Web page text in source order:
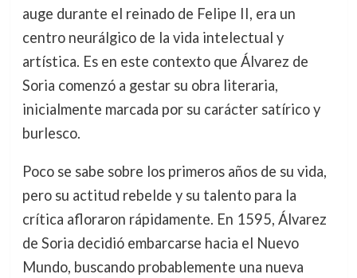
auge durante el reinado de Felipe II, era un
centro neurálgico de la vida intelectual y
artística. Es en este contexto que Álvarez de
Soria comenzó a gestar su obra literaria,
inicialmente marcada por su carácter satírico y
burlesco.
Poco se sabe sobre los primeros años de su vida,
pero su actitud rebelde y su talento para la
crítica afloraron rápidamente. En 1595, Álvarez
de Soria decidió embarcarse hacia el Nuevo
Mundo, buscando probablemente una nueva